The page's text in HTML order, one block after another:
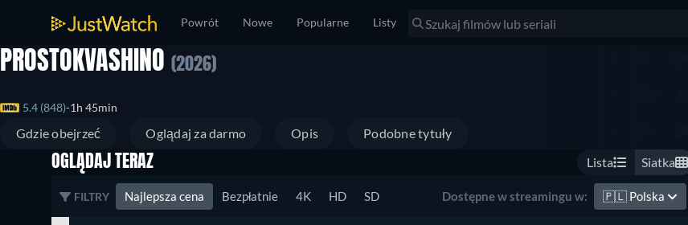
Powrót Nowe Popularne Listy
PROSTOKVASHINO (2026)
5.4 (848) 1h 45min
Gdzie obejrzeć Oglądaj za darmo Opis Podobne tytuły
OGLĄDAJ TERAZ Lista Siatka
FILTRY Najlepsza cena Bezpłatnie 4K HD SD Dostępne w streamingu w: 🇵🇱 Polska